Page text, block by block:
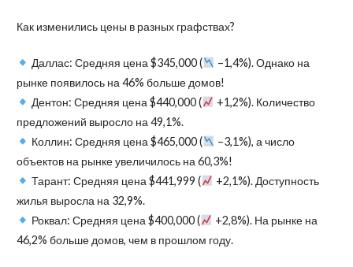
Как изменились цены в разных графствах?
Даллас: Средняя цена $345,000 (
–1,4%). Однако на
рынке появилось на 46% больше домов!
Дентон: Средняя цена $440,000 (
+1,2%). Количество
предложений выросло на 49,1%.
Коллин: Средняя цена $465,000 (
–3,1%), а число
объектов на рынке увеличилось на 60,3%!
Тарант: Средняя цена $441,999 (
+2,1%). Доступность
жилья выросла на 32,9%.
Роквал: Средняя цена $400,000 (
+2,8%). На рынке на
46,2% больше домов, чем в прошлом году.